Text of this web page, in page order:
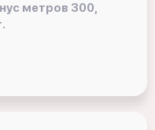
метров 300,